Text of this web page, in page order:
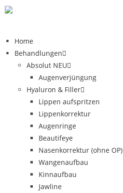
Home
Behandlungen
Absolut NEU
Augenverjüngung
Hyaluron & Filler
Lippen aufspritzen
Lippenkorrektur
Augenringe
Beautifeye
Nasenkorrektur (ohne OP)
Wangenaufbau
Kinnaufbau
Jawline